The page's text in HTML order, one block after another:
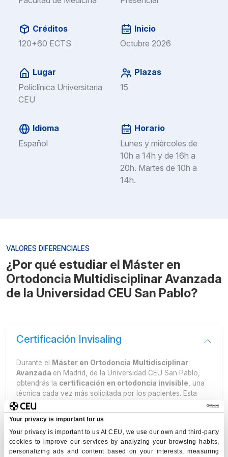
Your privacy is important for us
Your privacy is important to us At CEU, we use our own and third-party
cookies to improve our services by analyzing your browsing habits,
personalizing ads and content based on your interests, measuring
Créditos
120+60 ECTS
Inicio
Octubre 2026
Lugar
Policlínica Universitaria
CEU
Plazas
15
Idioma
Español
Horario
Lunes y miércoles de
10h a 14h y de 16h a
20h. Martes de 10h a
14h.
VALORES DIFERENCIALES
¿Por qué estudiar el Máster en
Ortodoncia Multidisciplinar Avanzada
de la Universidad CEU San Pablo?
Certificación Invisaling
Durante el
Máster en Ortodoncia Multidisciplinar
Avanzada en Madrid, de la Universidad CEU San Pablo,
obtendrás la certificación en ortodoncia invisible , una
técnica cada vez más solicitada por los pacientes. Esta
preparación te permite incorporar una competencia muy
valorada en clínica y diferenciarte en el mercado
profesional.